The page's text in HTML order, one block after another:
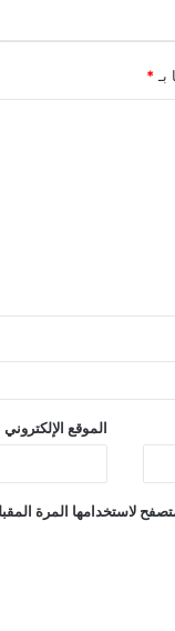
بـ *
الموقع الإلكتروني
لاستخدامها المرة